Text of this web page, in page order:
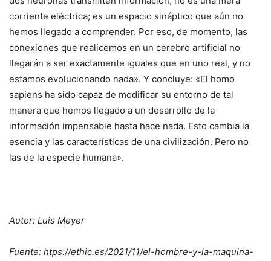
corriente eléctrica; es un espacio sináptico que aún no
hemos llegado a comprender. Por eso, de momento, las
conexiones que realicemos en un cerebro artificial no
llegarán a ser exactamente iguales que en uno real, y no
estamos evolucionando nada». Y concluye: «El homo
sapiens ha sido capaz de modificar su entorno de tal
manera que hemos llegado a un desarrollo de la
información impensable hasta hace nada. Esto cambia la
esencia y las características de una civilización. Pero no
las de la especie humana».
Autor: Luis Meyer
Fuente: htps://ethic.es/2021/11/el-hombre-y-la-maquina-